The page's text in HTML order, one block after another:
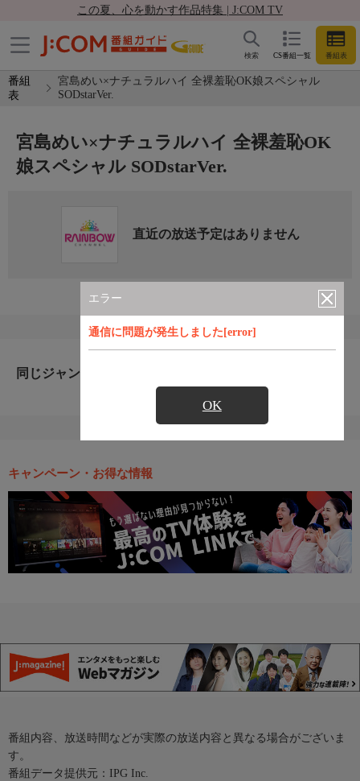
この夏、心を動かす作品特集 | J:COM TV
CS番組一覧 番組表
検索
番組
表
宮島めい×ナチュラルハイ 全裸羞恥OK娘スペシャル
SODstarVer.
エラー
通信に問題が発生しました[error]
OK
宮島めい×ナチュラルハイ 全裸羞恥OK
娘スペシャル SODstarVer.
直近の放送予定はありません
同じジャンルのおすすめ番組
キャンペーン・お得な情報
番組内容、放送時間などが実際の放送内容と異なる場合がございま
す。
番組データ提供元：IPG Inc.